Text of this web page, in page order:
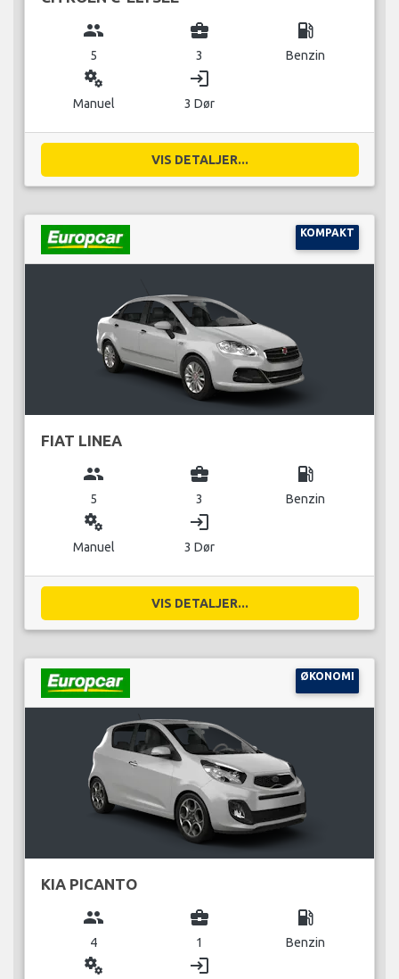
group
5
business_center
3
local_gas_station
Benzin
miscellaneous_services
Manuel
login
3 Dør
VIS DETALJER...
KOMPAKT
FIAT LINEA
group
5
business_center
3
local_gas_station
Benzin
miscellaneous_services
Manuel
login
3 Dør
VIS DETALJER...
ØKONOMI
KIA PICANTO
group
4
business_center
1
local_gas_station
Benzin
miscellaneous_services login